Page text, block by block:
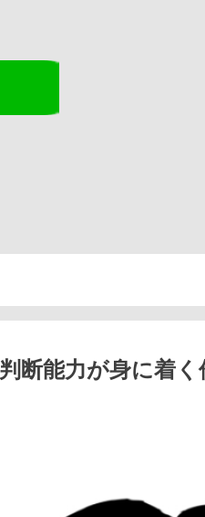
断能力が身に着く